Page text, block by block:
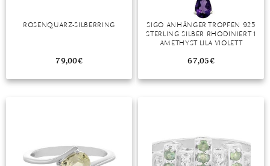
ROSENQUARZ-SILBERRING
79,00€
SIGO ANHÄNGER TROPFEN 925
STERLING SILBER RHODINIERT 1
AMETHYST LILA VIOLETT
67,05€